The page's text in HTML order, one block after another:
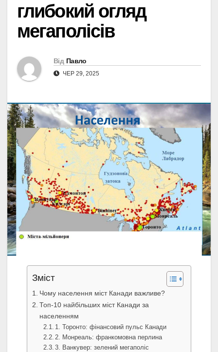
глибокий огляд
мегаполісів
Від Павло
ЧЕР 29, 2025
Зміст
Чому населення міст Канади важливе?
Топ-10 найбільших міст Канади за
населенням
1. Торонто: фінансовий пульс Канади
2. Монреаль: франкомовна перлина
3. Ванкувер: зелений мегаполіс